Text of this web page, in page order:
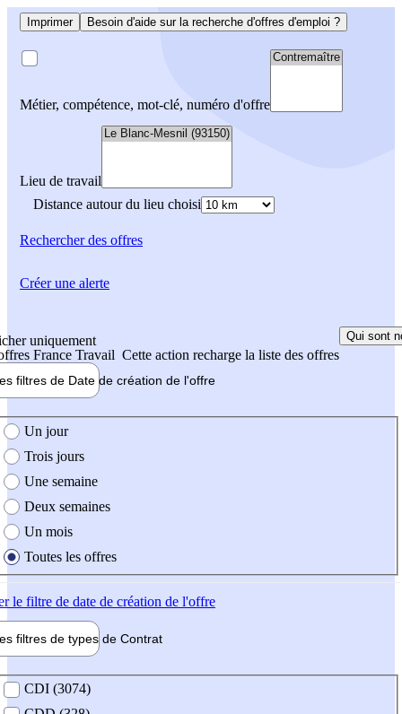
Imprimer Besoin d'aide sur la recherche d'offres d'emploi ?
Métier, compétence, mot-clé, numéro d'offre
Lieu de travail
Distance autour du lieu choisi
Rechercherdes offres
uniquement
France Travail Cette action recharge la liste des offres
Qui sont
filtres de Date de création de l'offre
création de l'offre
Un jour
Trois jours
Une semaine
Deux semaines
Un mois
Toutes les offres
le filtre de date de création de l'offre
filtres de types de Contrat
contrat
CDI (3074)
Créer une alerte